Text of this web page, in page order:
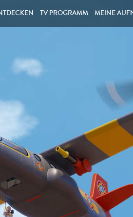
TV PROGRAMM MEINE